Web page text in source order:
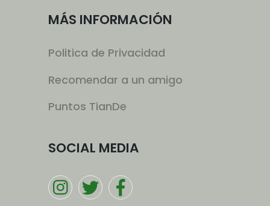
MÁS INFORMACIÓN
Politica de Privacidad
Recomendar a un amigo
Puntos TianDe
SOCIAL MEDIA